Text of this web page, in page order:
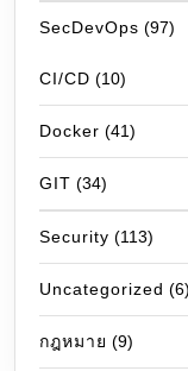
SecDevOps (97)
CI/CD (10)
Docker (41)
GIT (34)
Security (113)
Uncategorized (6)
กฎหมาย (9)